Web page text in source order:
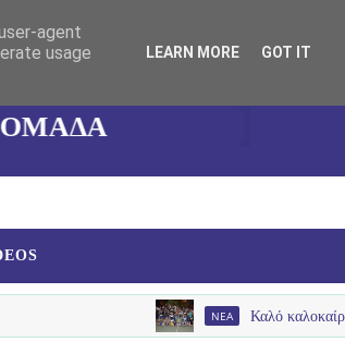
ΚΑΛΛΙΘΕΑΣ
ΟΜΑΔΑ
ΜΠΑΣΚΕΤ
NEA Καλό καλοκαίρι είπαν με
agent
usage
LEARN MORE GOT IT